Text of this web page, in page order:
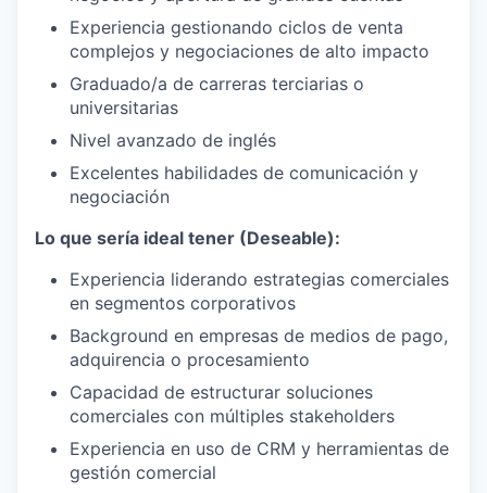
Experiencia gestionando ciclos de venta
complejos y negociaciones de alto impacto
Graduado/a de carreras terciarias o
universitarias
Nivel avanzado de inglés
Excelentes habilidades de comunicación y
negociación
Lo que sería ideal tener (Deseable):
Experiencia liderando estrategias comerciales
en segmentos corporativos
Background en empresas de medios de pago,
adquirencia o procesamiento
Capacidad de estructurar soluciones
comerciales con múltiples stakeholders
Experiencia en uso de CRM y herramientas de
gestión comercial